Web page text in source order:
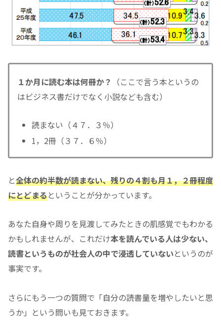
１か月に読む本は何冊か？
（ここで言う本というの
はビジネス書だけでなく小説なども含む）
読まない（４７．３％）
1，2冊（３７．６％）
と全体の約半数が読まない、残りの４割も月１，２冊程度
にとどまるということが分かっています。
あなた自身や周りを見渡してみたときの肌感覚でもわかる
かもしれませんが、これだけ本を読んでいる人は少ない、
読書というものが社会人の中で浸透していないというのが
事実です。
さらにもう一つの質問で「自分の読書量を増やしたいと思
うか」という問いも見ておきます。